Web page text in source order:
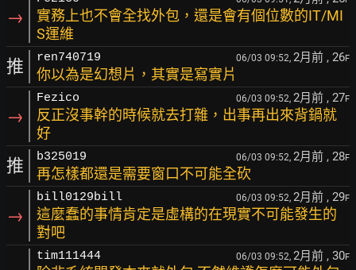
→
實務上也不會全找外包，還是會有個位數的IT/MI
S運維
推 ren740719 06/03 09:52, 2月前 , 26F
你以為是幻想片，其實是寫實片
→
Fezico 06/03 09:52, 2月前 , 27F
反正沒事幹的時候就去打雜，出事再出來背鍋就
好
推 b325019 06/03 09:52, 2月前 , 28F
再怎樣都還是需要窗口不可能全砍
→
bill0129bill 06/03 09:52, 2月前 , 29F
這麼蠢的事情肯定是虛構的在現實不可能發生的
對吧
tim111444 06/03 09:52, 2月前 , 30F